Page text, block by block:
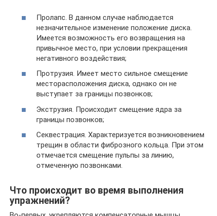
Пролапс. В данном случае наблюдается
незначительное изменение положение диска.
Имеется возможность его возвращения на
привычное место, при условии прекращения
негативного воздействия;
Протрузия. Имеет место сильное смещение
месторасположения диска, однако он не
выступает за границы позвонков;
Экструзия. Происходит смещение ядра за
границы позвонков;
Секвестрация. Характеризуется возникновением
трещин в области фиброзного кольца. При этом
отмечается смещение пульпы за линию,
отмеченную позвонками.
Что происходит во время выполнения
упражнений?